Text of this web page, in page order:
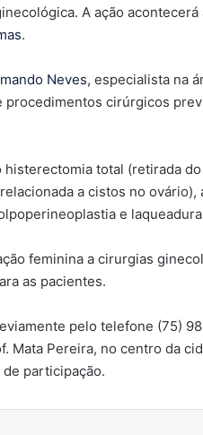
A ação
.
Neves, especialista na
cirúrgicos
total (retirada
a cistos no
e
feminina a cirurgias
as pacientes.
pelo telefone (75)
Mata Pereira, no centro da
participação.